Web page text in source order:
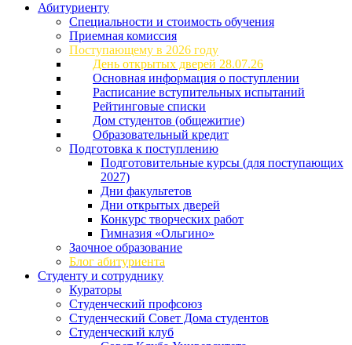
Абитуриенту
Специальности и стоимость обучения
Приемная комиссия
Поступающему в 2026 году
День открытых дверей 28.07.26
Основная информация о поступлении
Расписание вступительных испытаний
Рейтинговые списки
Дом студентов (общежитие)
Образовательный кредит
Подготовка к поступлению
Подготовительные курсы (для поступающих
2027)
Дни факультетов
Дни открытых дверей
Конкурс творческих работ
Гимназия «Ольгино»
Заочное образование
Блог абитуриента
Студенту и сотруднику
Кураторы
Студенческий профсоюз
Студенческий Совет Дома студентов
Студенческий клуб